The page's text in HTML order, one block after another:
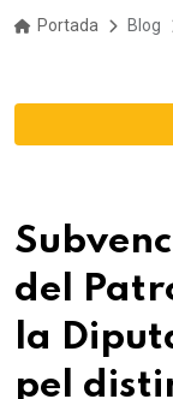
Portada Blog
del
la
pel